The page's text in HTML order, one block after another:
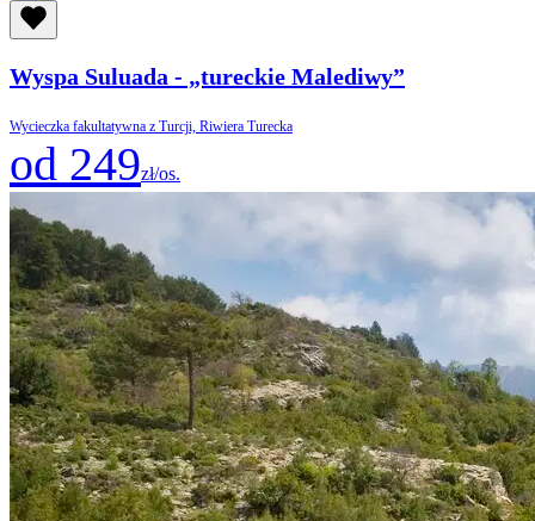
Wyspa Suluada - „tureckie Malediwy”
Wycieczka fakultatywna z Turcji, Riwiera Turecka
od 249zł/os.